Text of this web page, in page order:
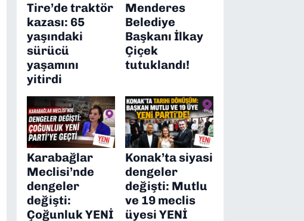
Tire’de traktör
kazası: 65
yaşındaki
sürücü
yaşamını
yitirdi
Menderes
Belediye
Başkanı İlkay
Çiçek
tutuklandı!
Karabağlar
Meclisi’nde
dengeler
değişti:
Çoğunluk YENİ
Konak’ta siyasi
dengeler
değişti: Mutlu
ve 19 meclis
üyesi YENİ